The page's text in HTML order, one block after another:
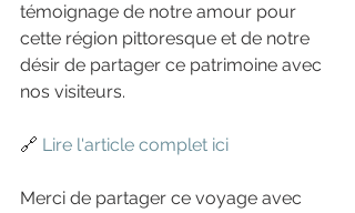
témoignage de notre amour pour
cette région pittoresque et de notre
désir de partager ce patrimoine avec
nos visiteurs.
🔗 Lire l'article complet ici
Merci de partager ce voyage avec